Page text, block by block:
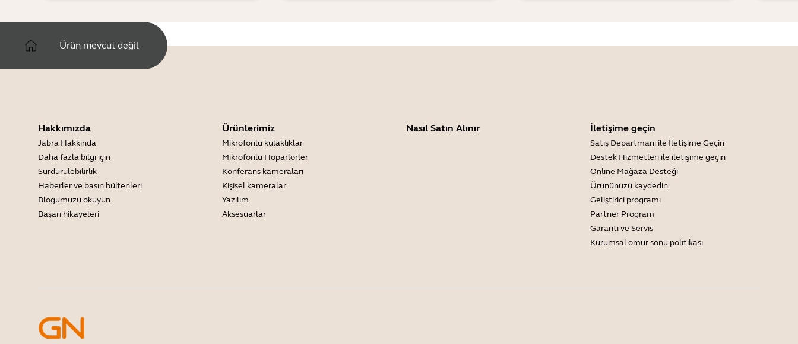
Ürün mevcut değil
Hakkımızda
Jabra Hakkında
Daha fazla bilgi için
Sürdürülebilirlik
Haberler ve basın bültenleri
Blogumuzu okuyun
Başarı hikayeleri
Ürünlerimiz
Mikrofonlu kulaklıklar
Mikrofonlu Hoparlörler
Konferans kameraları
Kişisel kameralar
Yazılım
Aksesuarlar
Nasıl Satın Alınır İletişime geçin
Satış Departmanı ile İletişime Geçin
Destek Hizmetleri ile iletişime geçin
Online Mağaza Desteği
Ürününüzü kaydedin
Geliştirici programı
Partner Program
Garanti ve Servis
Kurumsal ömür sonu politikası